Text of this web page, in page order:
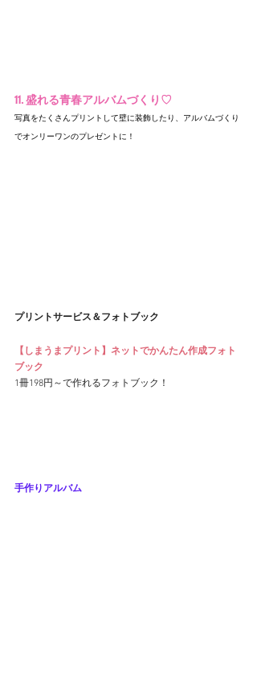
11. 盛れる青春アルバムづくり♡
写真をたくさんプリントして壁に装飾したり、アルバムづくり
でオンリーワンのプレゼントに！
プリントサービス＆フォトブック
【しまうまプリント】ネットでかんたん作成フォト
ブック
1冊198円～で作れるフォトブック！
手作りアルバム